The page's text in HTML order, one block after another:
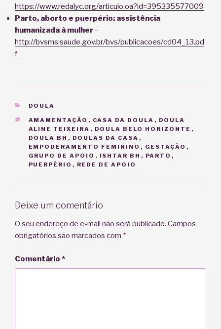
https://www.redalyc.org/articulo.oa?id=395335577009
Parto, aborto e puerpério: assistência
humanizada à mulher–
http://bvsms.saude.gov.br/bvs/publicacoes/cd04_13.pd
f
CATEGORIAS
DOULA
TAGS
AMAMENTAÇÃO , CASA DA DOULA , DOULA
ALINE TEIXEIRA , DOULA BELO HORIZONTE ,
DOULA BH , DOULAS DA CASA ,
EMPODERAMENTO FEMININO , GESTAÇÃO ,
GRUPO DE APOIO , ISHTAR BH , PARTO ,
PUERPÉRIO , REDE DE APOIO
Deixe um comentário
O seu endereço de e-mail não será publicado. Campos
obrigatórios são marcados com *
Comentário *